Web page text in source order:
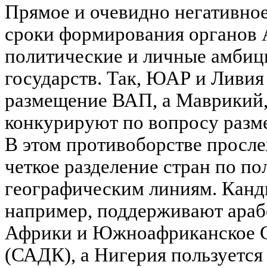
Прямое и очевидно
сроки формирования
политические и личные
государств. Так, ЮАР и
размещение ВАП, а
конкурируют по вопросу
В этом противоборстве
четкое разделение стран по
географическим линиям.
например, поддерживают
Африки и Южноафриканское
(САДК), а Нигерия